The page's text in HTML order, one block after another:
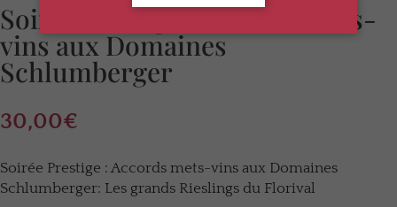
Soirée Prestige : Accords mets-
vins aux Domaines
Schlumberger
30,00€
Soirée Prestige : Accords mets-vins aux Domaines
Schlumberger: Les grands Rieslings du Florival